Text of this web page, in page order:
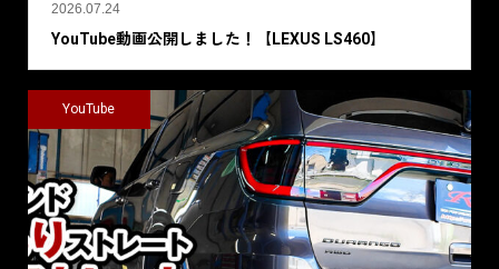
2026.07.24
YouTube動画公開しました！【LEXUS LS460】
YouTube